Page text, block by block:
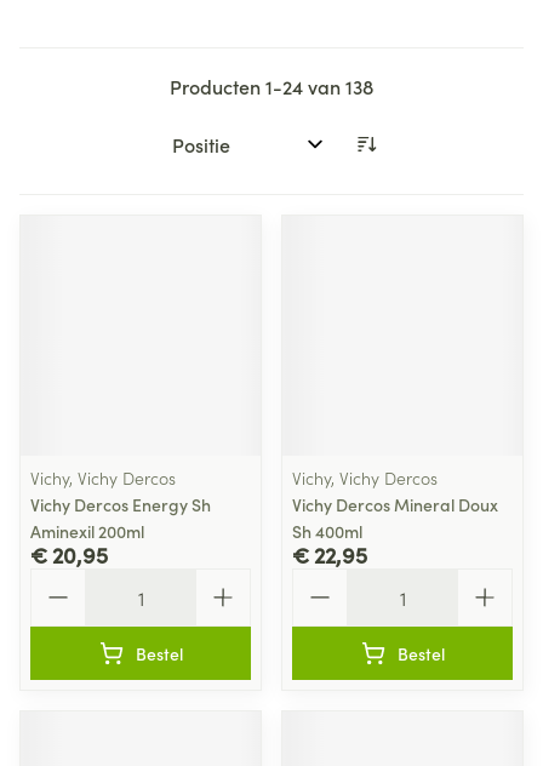
Producten1-24van138
Sorteer op:
Vichy, Vichy Dercos
Vichy Dercos Energy Sh
Aminexil 200ml
€ 20,95
Bestel
Vichy, Vichy Dercos
Vichy Dercos Mineral Doux
Sh 400ml
€ 22,95
Bestel